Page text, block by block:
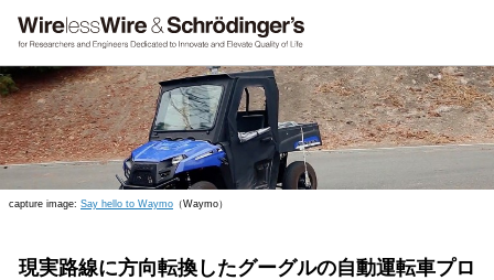
capture image: Say hello to Waymo （Waymo）
現実路線に方向転換したグーグルの自動運転車プロ